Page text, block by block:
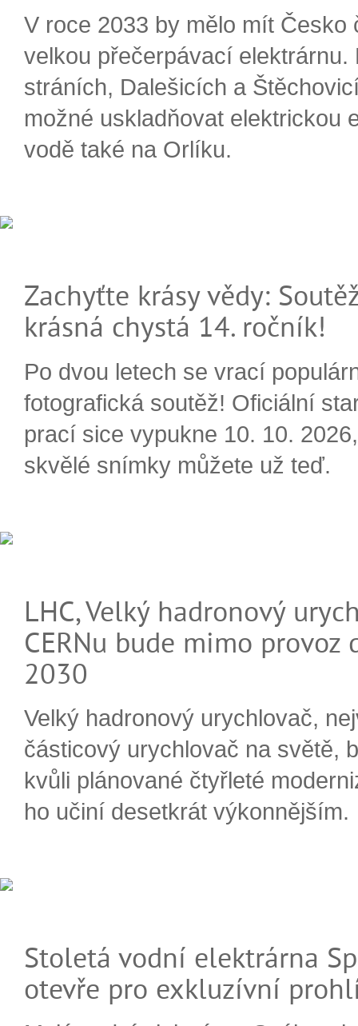
V roce 2033 by mělo mít Česko
velkou přečerpávací elektrárnu.
stráních, Dalešicích a
možné uskladňovat elektrickou
vodě také na Orlíku.
Zachyťte krásy vědy:
krásná chystá 14. ročník!
Po dvou letech se vrací
fotografická soutěž! Oficiální
prací sice vypukne 10. 10.
skvělé snímky můžete už teď.
LHC, Velký hadronový
CERNu bude mimo provoz
2030
Velký hadronový urychlovač,
částicový urychlovač na světě,
kvůli plánované čtyřleté
ho učiní desetkrát výkonnějším.
Stoletá vodní elektrárna
otevře pro exkluzívní